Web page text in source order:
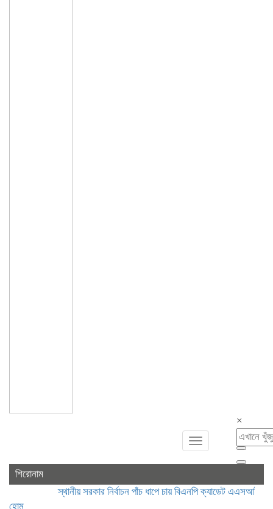
Toggle
×
শিরোনাম
স্থানীয় সরকার নির্বাচন পাঁচ ধাপে চায় বিএনপি ক্যাডেট এএসআই নিয়োগে ভুয়া
হোম